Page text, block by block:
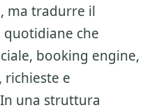
ma tradurre il
che
booking engine,
richieste e
una struttura